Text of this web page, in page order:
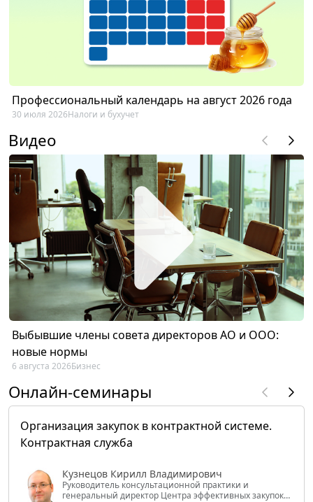
Профессиональный календарь на август 2026 года
30 июля 2026Налоги и бухучет
Видео
Выбывшие члены совета директоров АО и ООО:
новые нормы
6 августа 2026Бизнес
Онлайн-семинары
Организация закупок в контрактной системе.
Контрактная служба
Кузнецов Кирилл Владимирович
Руководитель консультационной практики и
генеральный директор Центра эффективных закупок